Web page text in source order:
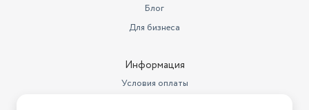
99 Вт
0.17 л
Блог
Для бизнеса
Информация
Условия оплаты